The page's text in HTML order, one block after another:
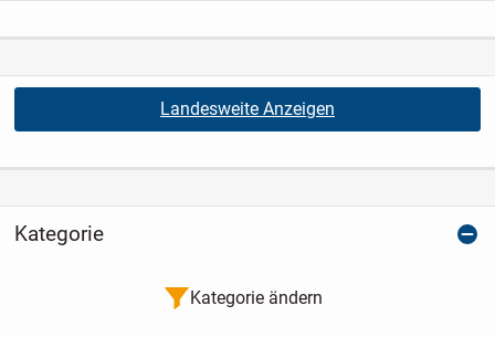
Landesweite Anzeigen
Kategorie
Kategorie ändern